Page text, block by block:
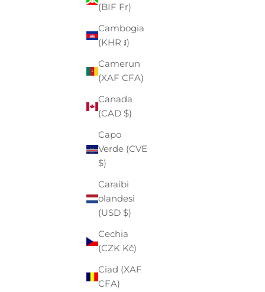
(BIF Fr)
Cambogia
(KHR ៛)
Camerun
(XAF CFA)
Canada
(CAD $)
Capo
Verde (CVE
$)
Caraibi
olandesi
(USD $)
Cechia
(CZK Kč)
Ciad (XAF
CFA)
Angola
Anguilla
Antigua e
(XCD $)
Saudita
(SAR ر.س)
(EUR €)
Armenia
Aruba
Australia